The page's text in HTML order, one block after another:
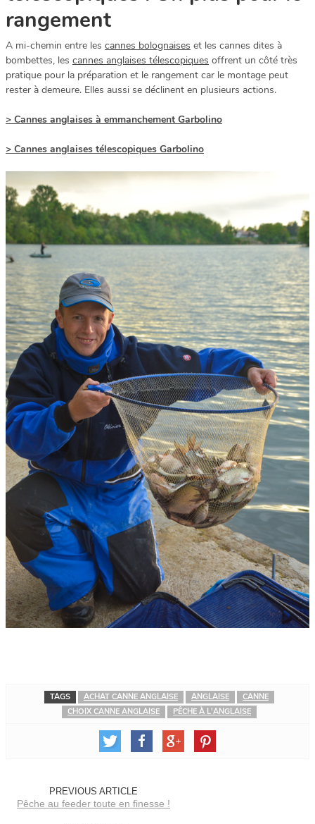
rangement
A mi-chemin entre les cannes bolognaises et les cannes dites à
bombettes, les cannes anglaises télescopiques offrent un côté très
pratique pour la préparation et le rangement car le montage peut
rester à demeure. Elles aussi se déclinent en plusieurs actions.
> Cannes anglaises à emmanchement Garbolino
> Cannes anglaises télescopiques Garbolino
TAGS ACHAT CANNE ANGLAISE ANGLAISE
CANNE
CHOIX CANNE ANGLAISE
PÊCHE À L'ANGLAISE
PREVIOUS ARTICLE
Pêche au feeder toute en finesse !